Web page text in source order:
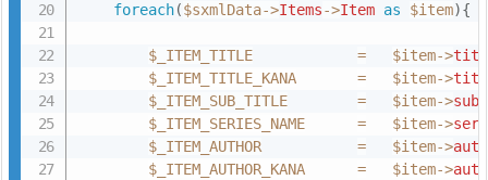
foreach($sxmlData->Items->Item as $item){
$_ITEM_TITLE = $item->
$_ITEM_TITLE_KANA
= $item->
$_ITEM_SUB_TITLE
= $item->
$_ITEM_SERIES_NAME
= $item->
$_ITEM_AUTHOR
= $item->
$_ITEM_AUTHOR_KANA
= $item->